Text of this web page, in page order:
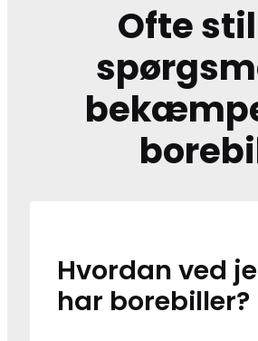
Ofte
Hvordan ved
har borebiller?